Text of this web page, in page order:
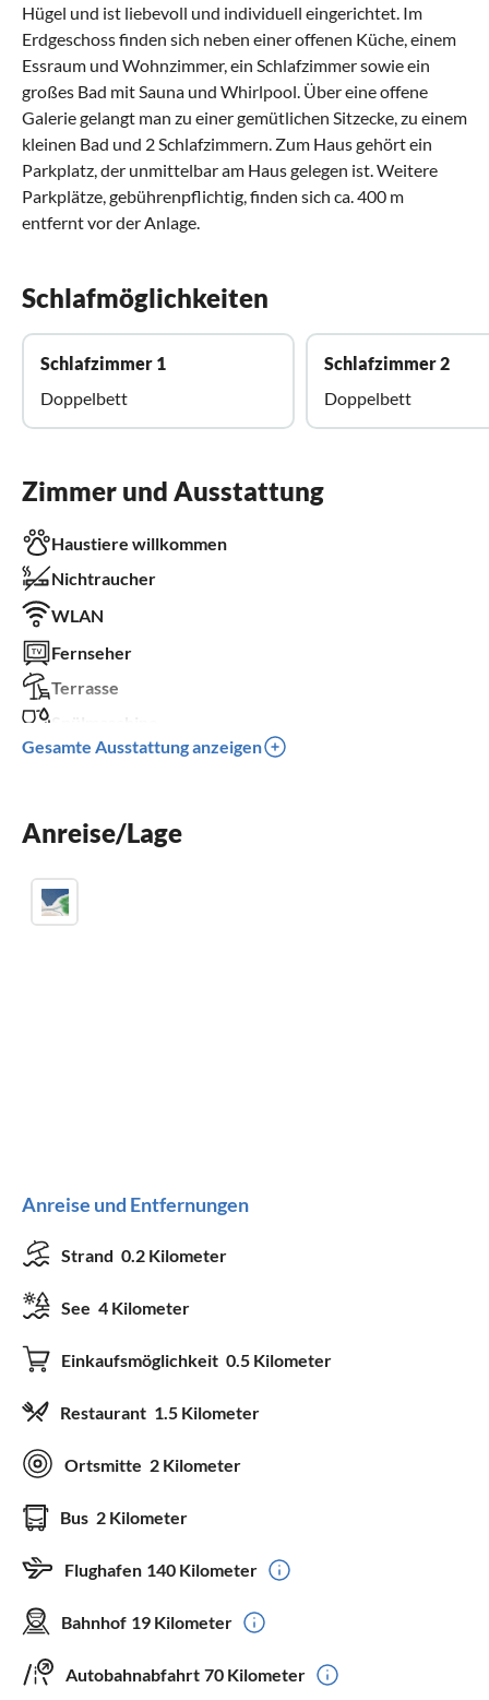
Hügel und ist liebevoll und individuell eingerichtet. Im
Erdgeschoss finden sich neben einer offenen Küche, einem
Essraum und Wohnzimmer, ein Schlafzimmer sowie ein
großes Bad mit Sauna und Whirlpool. Über eine offene
Galerie gelangt man zu einer gemütlichen Sitzecke, zu einem
kleinen Bad und 2 Schlafzimmern. Zum Haus gehört ein
Parkplatz, der unmittelbar am Haus gelegen ist. Weitere
Parkplätze, gebührenpflichtig, finden sich ca. 400 m
entfernt vor der Anlage.
Schlafmöglichkeiten
Schlafzimmer 1
Doppelbett
Schlafzimmer 2
Doppelbett
Zimmer und Ausstattung
Haustiere willkommen
Nichtraucher
WLAN
Fernseher
Terrasse
Kamin
Gesamte Ausstattung anzeigen
Anreise/Lage
Anreise und Entfernungen
Strand 0.2 Kilometer
See 4 Kilometer
Einkaufsmöglichkeit 0.5 Kilometer
Restaurant 1.5 Kilometer
Ortsmitte 2 Kilometer
Bus 2 Kilometer
Flughafen 140 Kilometer
Bahnhof 19 Kilometer
Autobahnabfahrt 70 Kilometer